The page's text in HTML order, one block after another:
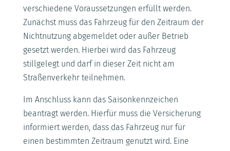
verschiedene Voraussetzungen erfüllt werden.
Zunächst muss das Fahrzeug für den Zeitraum der
Nichtnutzung abgemeldet oder außer Betrieb
gesetzt werden. Hierbei wird das Fahrzeug
stillgelegt und darf in dieser Zeit nicht am
Straßenverkehr teilnehmen.
Im Anschluss kann das Saisonkennzeichen
beantragt werden. Hierfür muss die Versicherung
informiert werden, dass das Fahrzeug nur für
einen bestimmten Zeitraum genutzt wird. Eine